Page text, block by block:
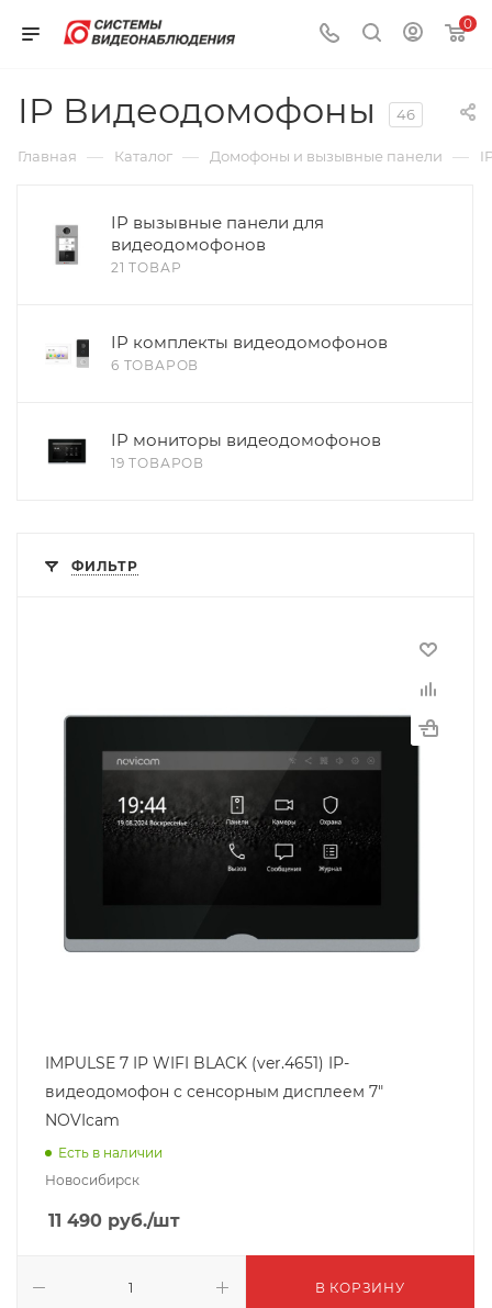
0
IP Видеодомофоны 46
Главная — Каталог — Домофоны и вызывные панели —
IP вызывные панели для
видеодомофонов
21 ТОВАР
IP комплекты видеодомофонов
6 ТОВАРОВ
IP мониторы видеодомофонов
19 ТОВАРОВ
ФИЛЬТР
IMPULSE 7 IP WIFI BLACK (ver.4651) IP-
видеодомофон с сенсорным дисплеем 7"
NOVIcam
Есть в наличии
Новосибирск
11 490 руб./шт
В КОРЗИНУ